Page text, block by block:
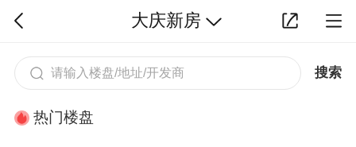
大庆新房
搜索
热门楼盘